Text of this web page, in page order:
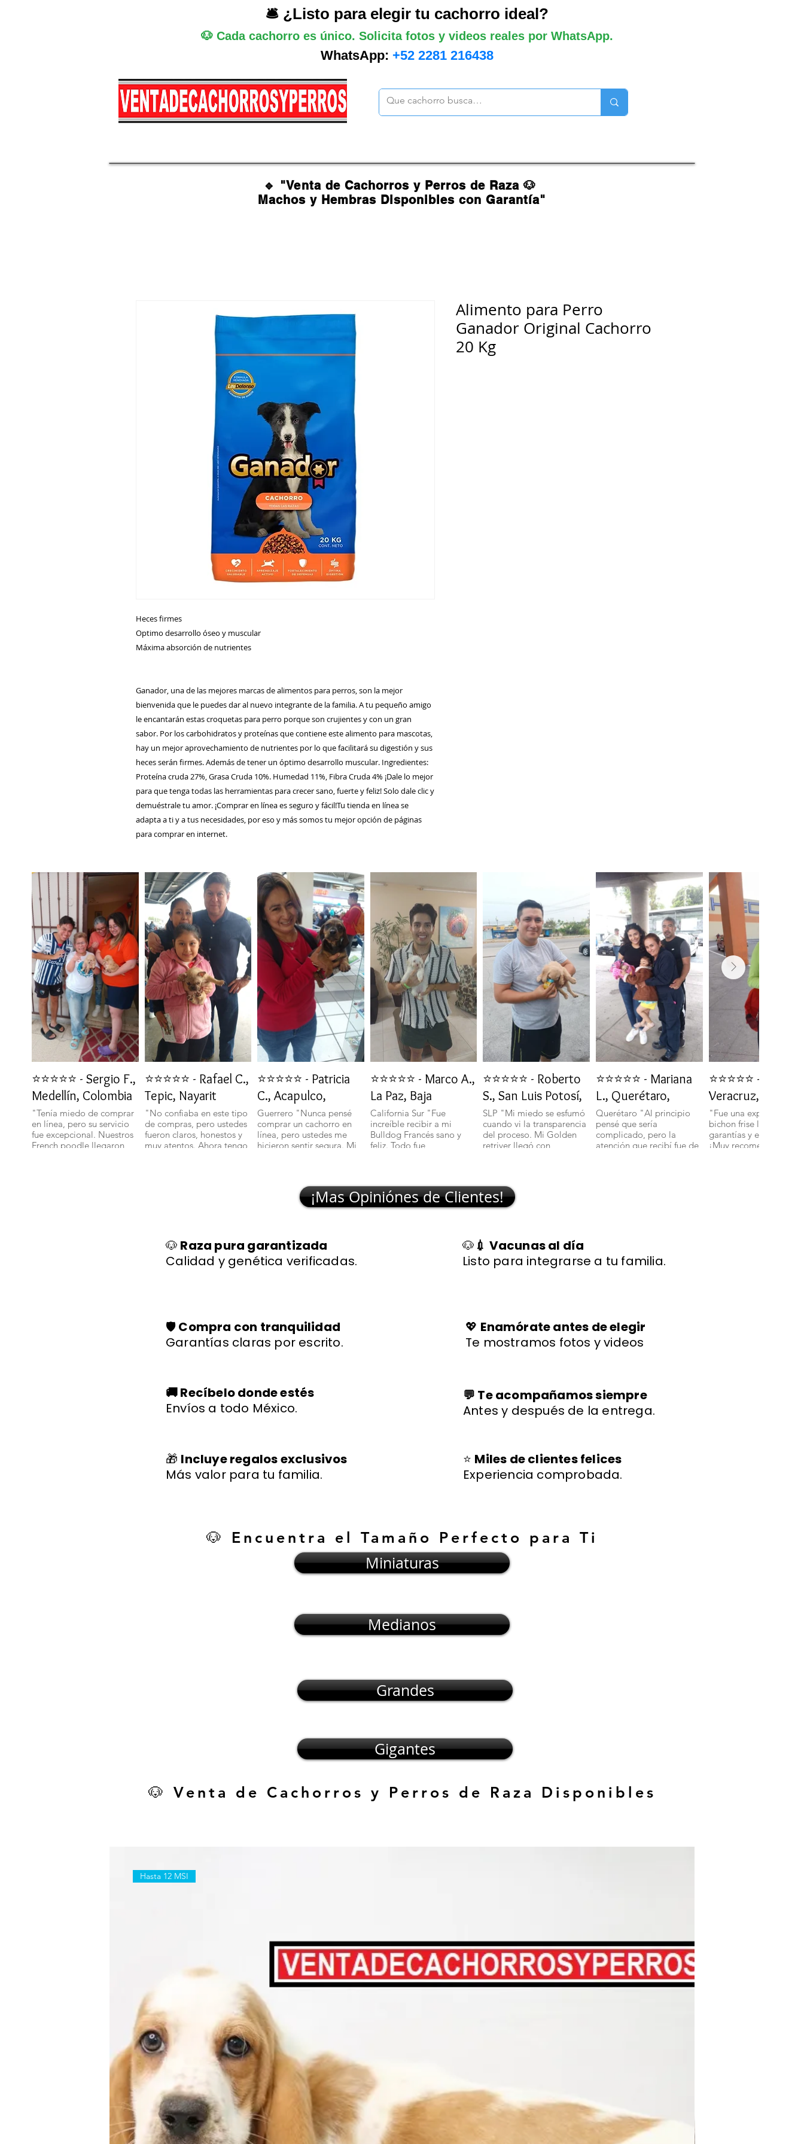
🛎️ ¿Listo para elegir tu cachorro ideal?
🐶 Cada cachorro es único. Solicita fotos y videos reales por WhatsApp.
WhatsApp: +52 2281 216438
🔹 "Venta de Cachorros y Perros de Raza 🐶
Machos y Hembras Disponibles con Garantía"
Heces firmes
Optimo desarrollo óseo y muscular
Máxima absorción de nutrientes
Ganador, una de las mejores marcas de alimentos para perros, son la mejor
bienvenida que le puedes dar al nuevo integrante de la familia. A tu pequeño amigo
le encantarán estas croquetas para perro porque son crujientes y con un gran
sabor. Por los carbohidratos y proteínas que contiene este alimento para mascotas,
hay un mejor aprovechamiento de nutrientes por lo que facilitará su digestión y sus
heces serán firmes. Además de tener un óptimo desarrollo muscular. Ingredientes:
Proteína cruda 27%, Grasa Cruda 10%. Humedad 11%, Fibra Cruda 4% ¡Dale lo mejor
para que tenga todas las herramientas para crecer sano, fuerte y feliz! Solo dale clic y
demuéstrale tu amor. ¡Comprar en línea es seguro y fácil!Tu tienda en línea se
adapta a ti y a tus necesidades, por eso y más somos tu mejor opción de páginas
para comprar en internet.
Alimento para Perro
Ganador Original Cachorro
20 Kg
⭐⭐⭐⭐⭐ - Sergio F.,
Medellín, Colombia
"Tenía miedo de comprar
en línea, pero su servicio
fue excepcional. Nuestros
French poodle llegaron
⭐⭐⭐⭐⭐ - Rafael C.,
Tepic, Nayarit
"No confiaba en este tipo
de compras, pero ustedes
fueron claros, honestos y
muy atentos. Ahora tengo
⭐⭐⭐⭐⭐ - Patricia
C., Acapulco,
Guerrero "Nunca pensé
comprar un cachorro en
línea, pero ustedes me
hicieron sentir segura. Mi
⭐⭐⭐⭐⭐ - Marco A.,
La Paz, Baja
California Sur "Fue
increíble recibir a mi
Bulldog Francés sano y
feliz. Todo fue
⭐⭐⭐⭐⭐ - Roberto
S., San Luis Potosí,
SLP "Mi miedo se esfumó
cuando vi la transparencia
del proceso. Mi Golden
retriver llegó con
⭐⭐⭐⭐⭐ - Mariana
L., Querétaro,
Querétaro "Al principio
pensé que sería
complicado, pero la
atención que recibí fue de
⭐⭐⭐⭐⭐ -
Veracruz,
"Fue una experiencia
bichon frise llegó con
garantías y en perfecto
¡Muy recomendados!".
¡Mas Opiniónes de Clientes!
🐶 Raza pura garantizada
Calidad y genética verificadas.
🐶 💉 Vacunas al día
Listo para integrarse a tu familia.
🛡️Compra con tranquilidad
Garantías claras por escrito.
🚚 Recíbelo donde estés
Envíos a todo México.
🎁 Incluye regalos exclusivos
Más valor para tu familia.
💖 Enamórate antes de elegir
Te mostramos fotos y videos
💬 Te acompañamos siempre
Antes y después de la entrega.
⭐ Miles de clientes felices
Experiencia comprobada.
🐶 Encuentra el Tamaño Perfecto para Ti
Miniaturas
Medianos
Grandes
Gigantes
🐶 Venta de Cachorros y Perros de Raza Disponibles
Hasta 12 MSI